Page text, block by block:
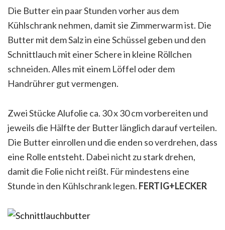
Die Butter ein paar Stunden vorher aus dem
Kühlschrank nehmen, damit sie Zimmerwarm ist. Die
Butter mit dem Salz in eine Schüssel geben und den
Schnittlauch mit einer Schere in kleine Röllchen
schneiden. Alles mit einem Löffel oder dem
Handrührer gut vermengen.
Zwei Stücke Alufolie ca. 30 x 30 cm vorbereiten und
jeweils die Hälfte der Butter länglich darauf verteilen.
Die Butter einrollen und die enden so verdrehen, dass
eine Rolle entsteht. Dabei nicht zu stark drehen,
damit die Folie nicht reißt. Für mindestens eine
Stunde in den Kühlschrank legen. FERTIG+LECKER